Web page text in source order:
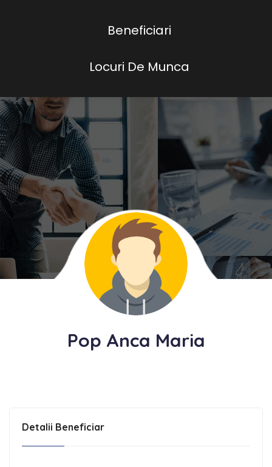
Beneficiari
Locuri De Munca
Pop Anca Maria
Detalii Beneficiar